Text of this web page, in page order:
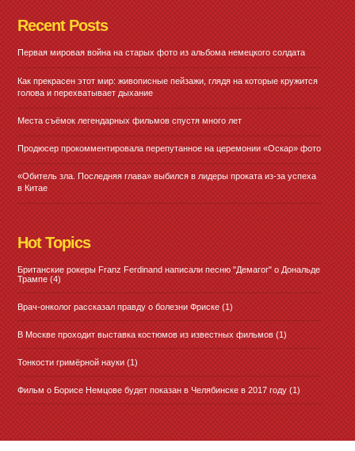
Recent Posts
Первая мировая война на старых фото из альбома немецкого солдата
Как прекрасен этот мир: живописные пейзажи, глядя на которые кружится
голова и перехватывает дыхание
Места съёмок легендарных фильмов спустя много лет
Продюсер прокомментировала перепутанное на церемонии «Оскар» фото
«Обитель зла. Последняя глава» выбился в лидеры проката из-за успеха
в Китае
Hot Topics
Британские рокеры Franz Ferdinand написали песню "Демагог" о Дональде
Трампе (4)
Врач-онколог рассказал правду о болезни Фриске (1)
В Москве проходит выставка костюмов из известных фильмов (1)
Тонкости гримёрной науки (1)
Фильм о Борисе Немцове будет показан в Челябинске в 2017 году (1)